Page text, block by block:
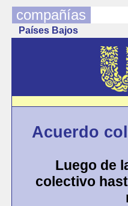
compañías
Países Bajos
Acuerdo
Luego de
colectivo